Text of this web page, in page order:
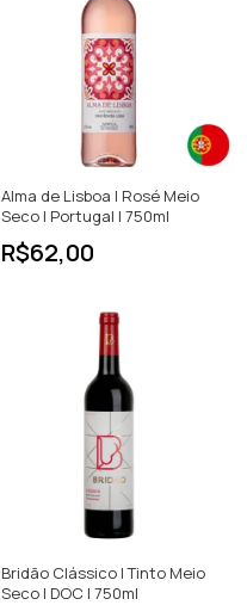
Alma de Lisboa | Rosé Meio
Seco | Portugal | 750ml
R$62,00
Bridão Clássico | Tinto Meio
Seco | DOC | 750ml